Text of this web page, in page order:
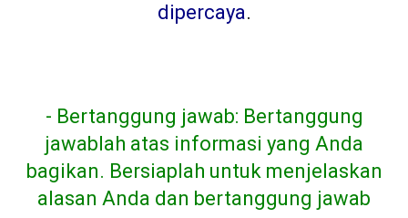
dipercaya.
- Bertanggung jawab: Bertanggung
jawablah atas informasi yang Anda
bagikan. Bersiaplah untuk menjelaskan
alasan Anda dan bertanggung jawab